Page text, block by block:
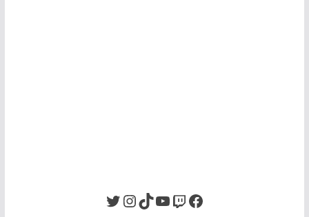
Twitter InstagramTikTok YouTube Twitch Facebook